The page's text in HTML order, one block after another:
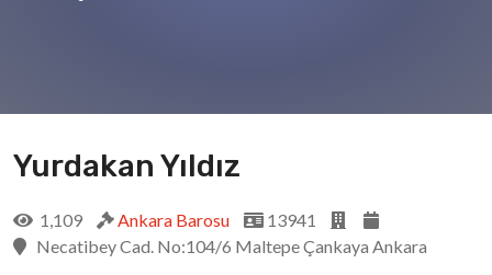
Yurdakan Yıldız
1,109 Ankara Barosu
13941
Necatibey Cad. No:104/6 Maltepe Çankaya Ankara